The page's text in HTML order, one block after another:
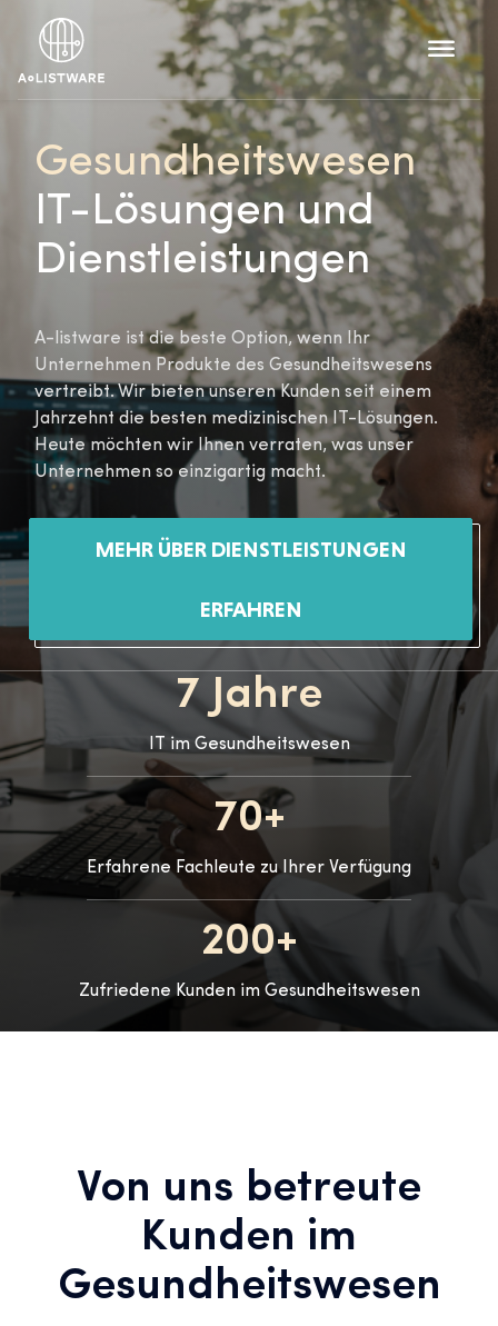
Gesundheitswesen
IT-Lösungen und
Dienstleistungen
A-listware ist die beste Option, wenn Ihr
Unternehmen Produkte des Gesundheitswesens
vertreibt. Wir bieten unseren Kunden seit einem
Jahrzehnt die besten medizinischen IT-Lösungen.
Heute möchten wir Ihnen verraten, was unser
Unternehmen so einzigartig macht.
MEHR ÜBER DIENSTLEISTUNGEN
ERFAHREN
7 Jahre
IT im Gesundheitswesen
70+
Erfahrene Fachleute zu Ihrer Verfügung
200+
Zufriedene Kunden im Gesundheitswesen
Von uns betreute
Kunden im
Gesundheitswesen